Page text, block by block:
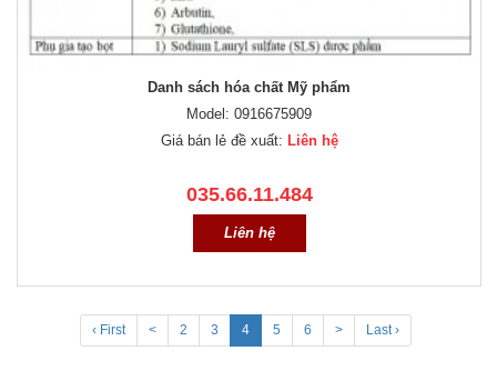
Danh sách hóa chất Mỹ phẩm
Model: 0916675909
Giá bán lẻ đề xuất: Liên hệ
035.66.11.484
Liên hệ
‹ First < 2 3 4 5 6 > Last ›